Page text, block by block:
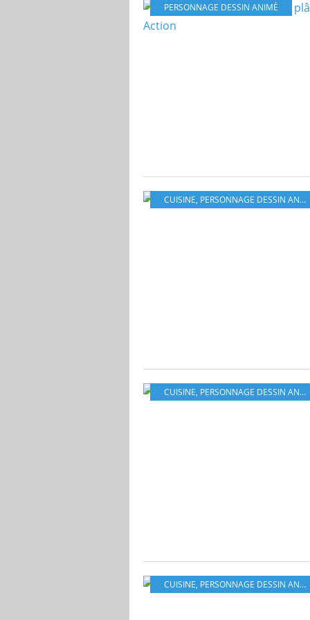
PERSONNAGE DESSIN ANIMÉ
CUISINE, PERSONNAGE DESSIN ANIMÉ
CUISINE, PERSONNAGE DESSIN ANIMÉ
CUISINE, PERSONNAGE DESSIN ANIMÉ